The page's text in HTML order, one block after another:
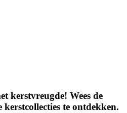
kerstvreugde! Wees de
kerstcollecties te ontdekken.